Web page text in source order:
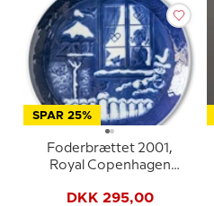
SPAR 25%
Foderbrættet 2001,
Royal Copenhagen
DKK 295,00